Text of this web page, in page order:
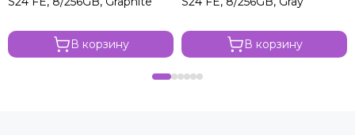
В корзину В корзину